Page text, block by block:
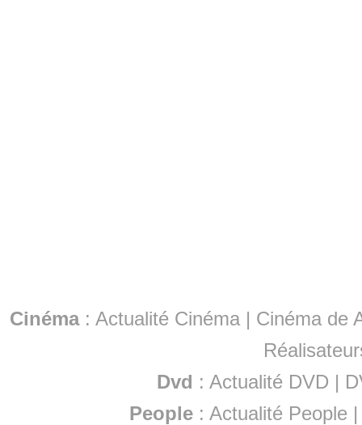
Cinéma: Actualité Cinéma | Cinéma de
Dvd : Actualité DVD |
People :Actualité People